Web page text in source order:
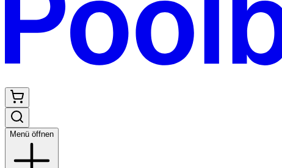
Menü öffnen